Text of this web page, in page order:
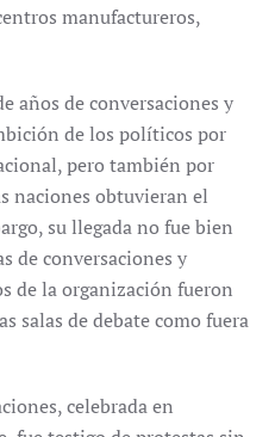
manufactureros,
años de conversaciones y
de los políticos por
pero también por
naciones obtuvieran el
su llegada no fue bien
de conversaciones y
de la organización fueron
salas de debate como fuera
celebrada en